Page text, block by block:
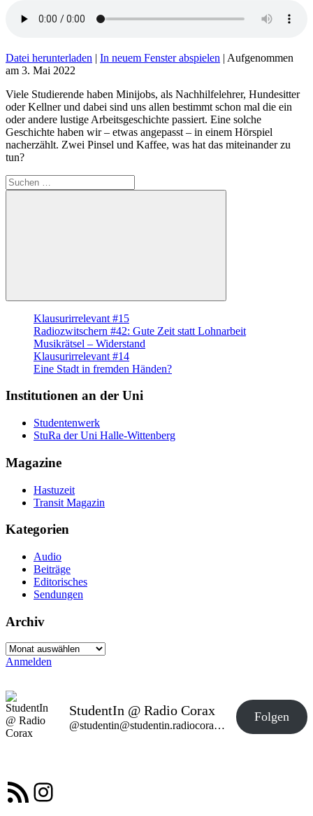
Datei herunterladen | In neuem Fenster abspielen | Aufgenommen
am 3. Mai 2022
Viele Studierende haben Minijobs, als Nachhilfelehrer, Hundesitter
oder Kellner und dabei sind uns allen bestimmt schon mal die ein
oder andere lustige Arbeitsgeschichte passiert. Eine solche
Geschichte haben wir – etwas angepasst – in einem Hörspiel
nacherzählt. Zwei Pinsel und Kaffee, was hat das miteinander zu
tun?
Suche
nach:
Suchen
Klausurirrelevant #15
Radiozwitschern #42: Gute Zeit statt Lohnarbeit
Musikrätsel – Widerstand
Klausurirrelevant #14
Eine Stadt in fremden Händen?
Institutionen an der Uni
Studentenwerk
StuRa der Uni Halle-Wittenberg
Magazine
Hastuzeit
Transit Magazin
Kategorien
Audio
Beiträge
Editorisches
Sendungen
Archiv
Archiv
Anmelden
StudentIn @ Radio Corax
@studentin@studentin.radiocorax.de
Folgen
RSS-FeedInstagram